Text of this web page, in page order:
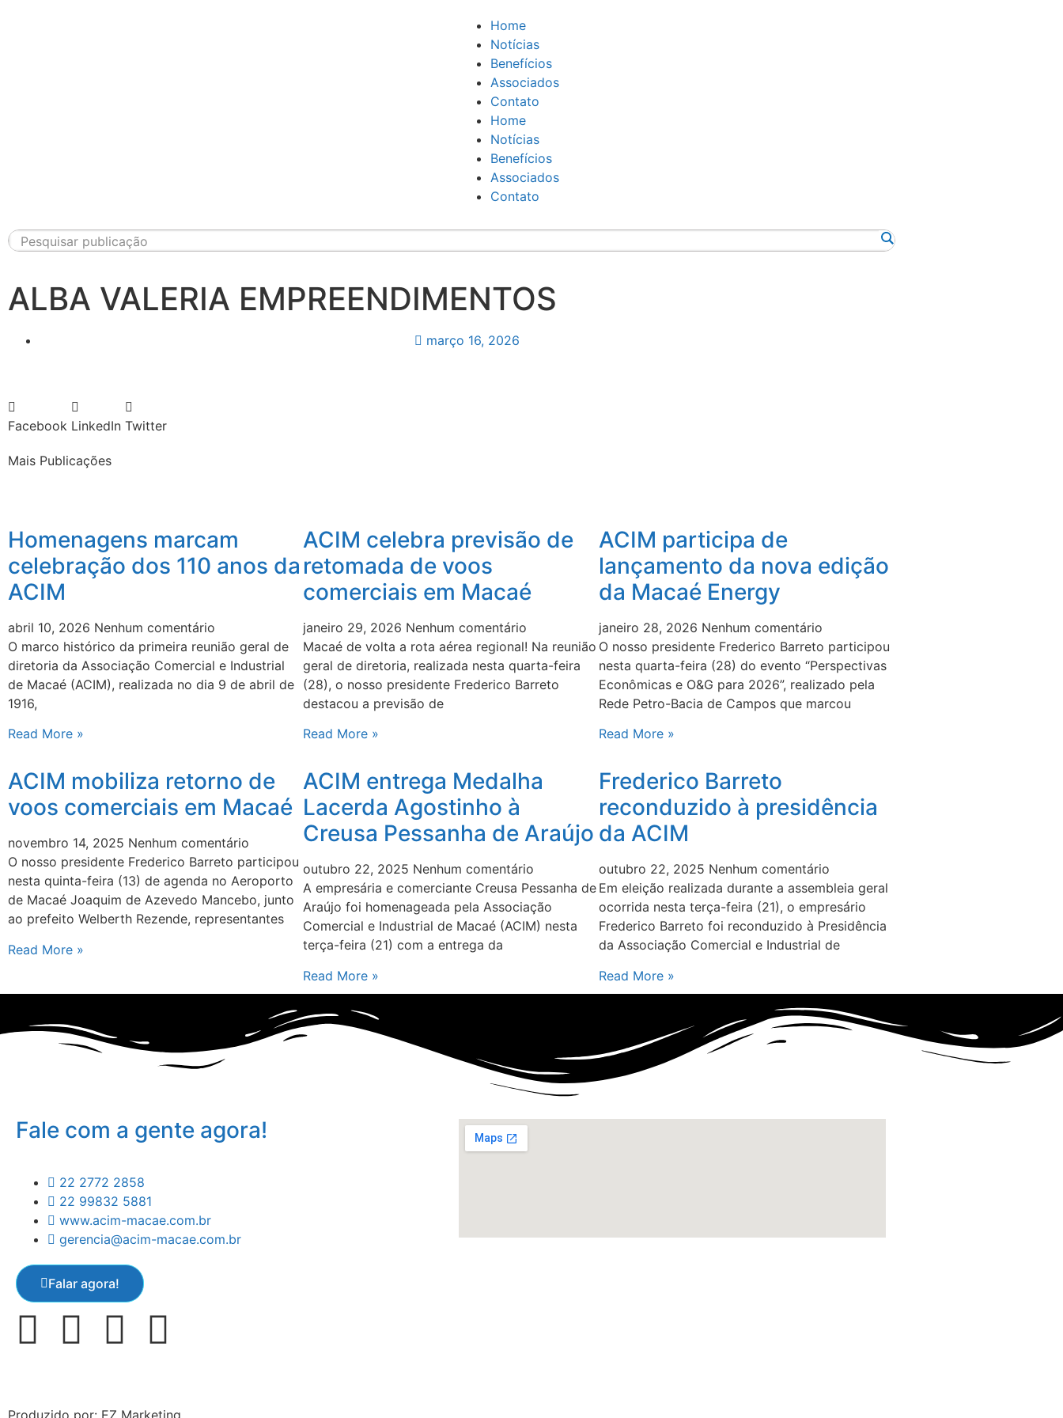
Home
Notícias
Benefícios
Associados
Contato
Home
Notícias
Benefícios
Associados
Contato
ALBA VALERIA EMPREENDIMENTOS
março 16, 2026
Facebook LinkedIn Twitter
Mais Publicações
Homenagens marcam
celebração dos 110 anos da
ACIM
abril 10, 2026 Nenhum comentário
O marco histórico da primeira reunião geral de
diretoria da Associação Comercial e Industrial
de Macaé (ACIM), realizada no dia 9 de abril de
1916,
Read More »
ACIM celebra previsão de
retomada de voos
comerciais em Macaé
janeiro 29, 2026 Nenhum comentário
Macaé de volta a rota aérea regional! Na reunião
geral de diretoria, realizada nesta quarta-feira
(28), o nosso presidente Frederico Barreto
destacou a previsão de
Read More »
ACIM participa de
lançamento da nova edição
da Macaé Energy
janeiro 28, 2026 Nenhum comentário
O nosso presidente Frederico Barreto participou
nesta quarta-feira (28) do evento “Perspectivas
Econômicas e O&G para 2026”, realizado pela
Rede Petro-Bacia de Campos que marcou
Read More »
ACIM mobiliza retorno de
voos comerciais em Macaé
novembro 14, 2025 Nenhum comentário
O nosso presidente Frederico Barreto participou
nesta quinta-feira (13) de agenda no Aeroporto
de Macaé Joaquim de Azevedo Mancebo, junto
ao prefeito Welberth Rezende, representantes
Read More »
ACIM entrega Medalha
Lacerda Agostinho à
Creusa Pessanha de Araújo
outubro 22, 2025 Nenhum comentário
A empresária e comerciante Creusa Pessanha de
Araújo foi homenageada pela Associação
Comercial e Industrial de Macaé (ACIM) nesta
terça-feira (21) com a entrega da
Read More »
Frederico Barreto
reconduzido à presidência
da ACIM
outubro 22, 2025 Nenhum comentário
Em eleição realizada durante a assembleia geral
ocorrida nesta terça-feira (21), o empresário
Frederico Barreto foi reconduzido à Presidência
da Associação Comercial e Industrial de
Read More »
Fale com a gente agora!
22 2772 2858
22 99832 5881
www.acim-macae.com.br
gerencia@acim-macae.com.br
Falar agora!
Produzido por: EZ Marketing